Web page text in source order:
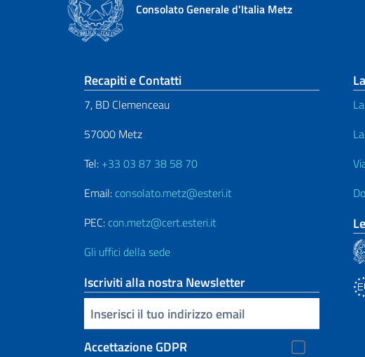
Consolato Generale d'Italia Metz
Sezione footer
Recapiti e Contatti
7, BD Clemenceau
57000 Metz
Tel: +33 03 87 38 58 70
Email: consolato.metz@esteri.it
PEC: con.metz@cert.esteri.it
Gli uffici della sede
Iscriviti alla nostra Newsletter
Inserisci la tua email
Accettazione GDPR